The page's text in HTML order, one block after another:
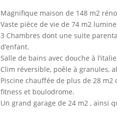
Magnifique maison de 148 m2
Vaste pièce de vie de 74 m2
3 Chambres dont une suite
d’enfant.
Salle de bains avec douche à
Clim réversible, poêle à granules,
Piscine chauffée de plus de 28
fitness et boulodrome.
Un grand garage de 24 m2 , ainsi